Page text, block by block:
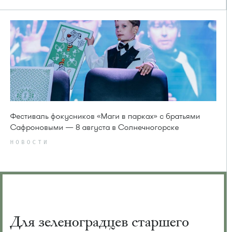
Фестиваль фокусников «Маги в парках» с братьями
Сафроновыми — 8 августа в Солнечногорске
НОВОСТИ
Для зеленоградцев старшего